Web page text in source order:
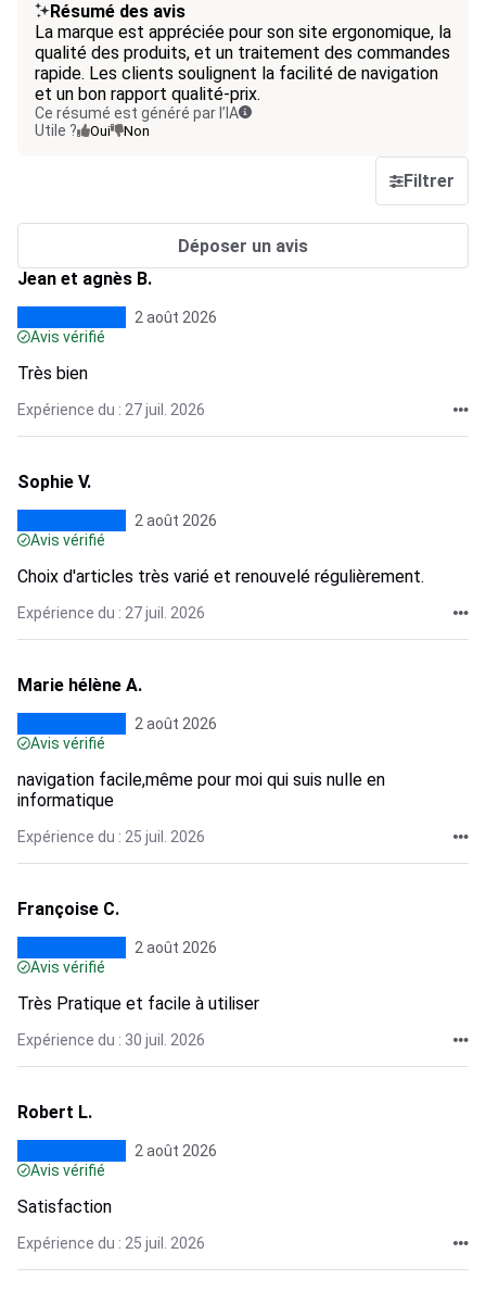
Résumé des avis
La marque est appréciée pour son site ergonomique, la
qualité des produits, et un traitement des commandes
rapide. Les clients soulignent la facilité de navigation
et un bon rapport qualité-prix.
Ce résumé est généré par l’IA
Utile ?
Oui Non
Filtrer
Déposer un avis
Jean et agnès B.
2 août 2026
Avis vérifié
Très bien
Expérience du : 27 juil. 2026
Sophie V.
2 août 2026
Avis vérifié
Choix d'articles très varié et renouvelé régulièrement.
Expérience du : 27 juil. 2026
Marie hélène A.
2 août 2026
Avis vérifié
navigation facile,même pour moi qui suis nulle en
informatique
Expérience du : 25 juil. 2026
Françoise C.
2 août 2026
Avis vérifié
Très Pratique et facile à utiliser
Expérience du : 30 juil. 2026
Robert L.
2 août 2026
Avis vérifié
Satisfaction
Expérience du : 25 juil. 2026